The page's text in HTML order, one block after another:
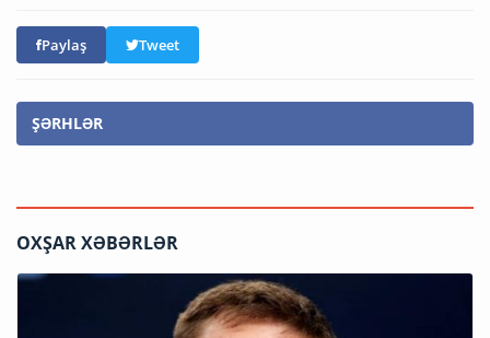
Paylaş Tweet
ŞƏRHLƏR
OXŞAR XƏBƏRLƏR